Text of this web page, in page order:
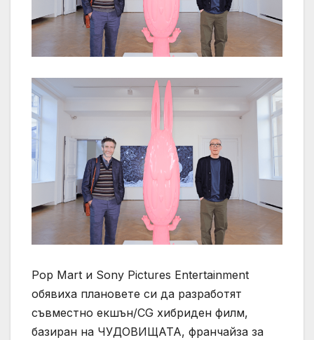
Pop Mart и Sony Pictures Entertainment
обявиха плановете си да разработят
съвместно екшън/CG хибриден филм,
базиран на ЧУДОВИЩАТА, франчайза за